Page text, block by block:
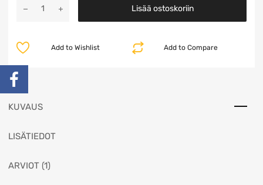
Lisää ostoskoriin
Add to Compare
Add to Wishlist
KUVAUS
LISÄTIEDOT
ARVIOT (1)